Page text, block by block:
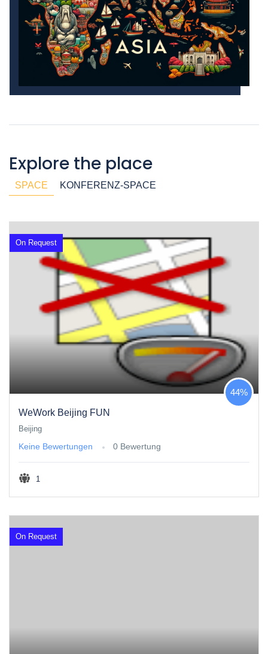
Explore the place
SPACE KONFERENZ-SPACE
On Request
WeWork Beijing FUN
44%
Beijing
Keine Bewertungen 0 Bewertung
1
On Request